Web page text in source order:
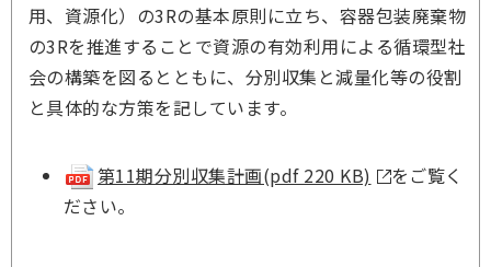
用、資源化）の3Rの基本原則に立ち、容器包装廃棄物
の3Rを推進することで資源の有効利用による循環型社
会の構築を図るとともに、分別収集と減量化等の役割
と具体的な方策を記しています。
第11期分別収集計画(pdf 220 KB)
をご覧く
ださい。